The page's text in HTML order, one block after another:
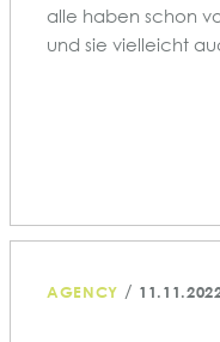
alle haben schon
und sie vielleicht
AGENCY /